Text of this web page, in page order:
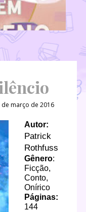
março de 2016
Autor:
Patrick
Rothfuss
Gênero:
Ficção,
Conto,
Onírico
Páginas:
144